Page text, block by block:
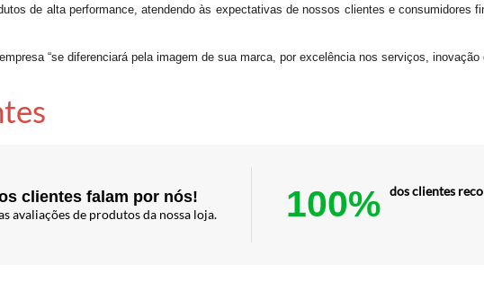
de alta performance, atendendo às expectativas de nossos clientes e consumidores
“se diferenciará pela imagem de sua marca, por excelência nos serviços, inovação
clientes falam por nós!
avaliações de produtos da nossa loja. 100% dos clientes